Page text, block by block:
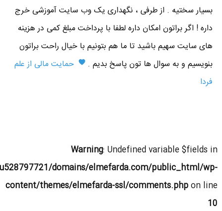
بسیار سختیه . از طرفی ، نگهداری یک وب سایت آموزشی خرج
داره ! اگر براتون امکان داره لطفا با پرداخت مبلغ کمی در هزینه
های سایت سهیم باشید تا ما هم بتونیم با خیال راحت براتون
بنویسیم و به سوال ها تون پاسخ بدیم .
حمایت مالی از علم
فردا
Warning: Undefined variable $fields in
domains/elmefarda.com/public_html/wp-
content/themes/elmefarda-ssl/comments.phpon line
10